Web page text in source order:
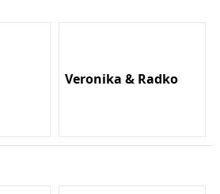
Veronika & Radko